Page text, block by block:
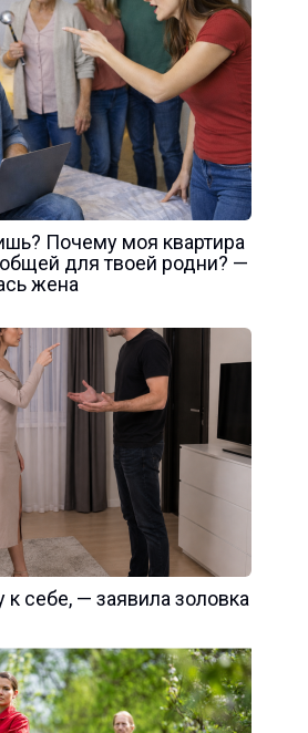
Почему моя квартира
общей для твоей родни? —
жена
себе, — заявила золовка